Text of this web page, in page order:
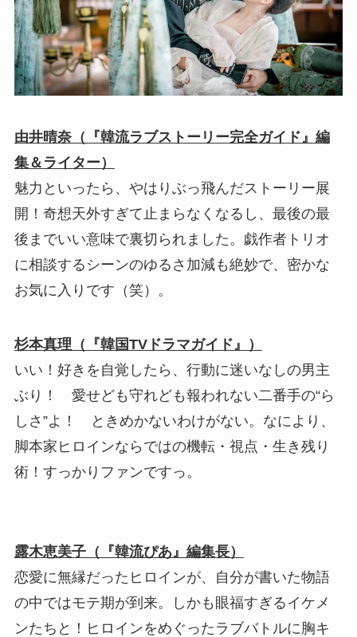
由井晴奈（『韓流ラブストーリー完全ガイド』編
集＆ライター）
魅力といったら、やはりぶっ飛んだストーリー展
開！奇想天外すぎて止まらなくなるし、最後の最
後までいい意味で裏切られました。戯作者トリオ
に相談するシーンのゆるさ加減も絶妙で、密かな
お気に入りです（笑）。
杉本真理（『韓国TVドラマガイド』）
いい！好きを自覚したら、行動に迷いなしの男主
ぶり！ 愛せども守れども報われない二番手の“ら
しさ”よ！ ときめかないわけがない。なにより、
脚本家ヒロインならではの機転・視点・生き残り
術！すっかりファンですっ。
露木恵美子（『韓流ぴあ』編集長）
恋愛に無縁だったヒロインが、自分が書いた物語
の中ではモテ期が到来。しかも眼福すぎるイケメ
ンたちと！ヒロインをめぐったラブバトルに胸キ